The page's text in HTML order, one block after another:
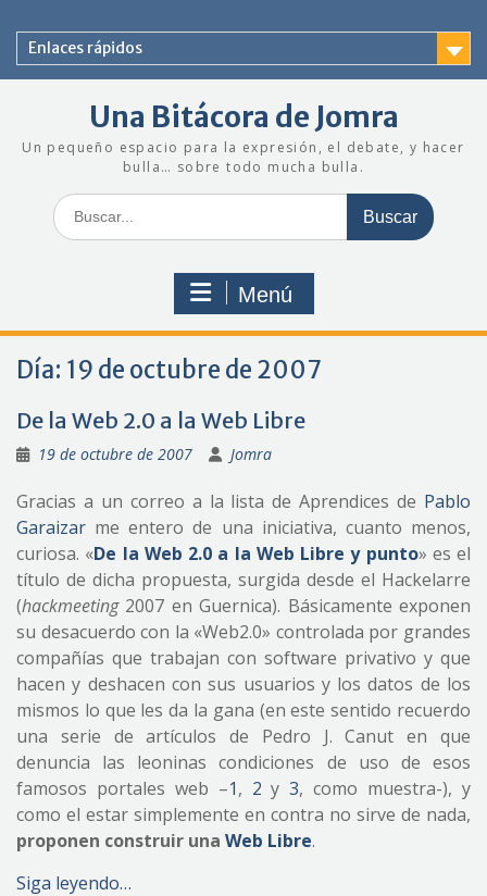
contenido
Enlaces rápidos
Una Bitácora de Jomra
Un pequeño espacio para la expresión, el debate, y hacer
bulla… sobre todo mucha bulla.
Buscar:
Menú
Día: 19 de octubre de 2007
De la Web 2.0 a la Web Libre
19 de octubre de 2007 Jomra
Gracias a un correo a la lista de Aprendices de Pablo
Garaizar me entero de una iniciativa, cuanto menos,
curiosa. «De la Web 2.0 a la Web Libre y punto» es el
título de dicha propuesta, surgida desde el Hackelarre
(hackmeeting2007 en Guernica). Básicamente exponen
su desacuerdo con la «Web2.0» controlada por grandes
compañías que trabajan con software privativo y que
hacen y deshacen con sus usuarios y los datos de los
mismos lo que les da la gana (en este sentido recuerdo
una serie de artículos de Pedro J. Canut en que
denuncia las leoninas condiciones de uso de esos
famosos portales web –1, 2 y3, como muestra-), y
como el estar simplemente en contra no sirve de nada,
proponen construir una Web Libre.
Siga leyendo…